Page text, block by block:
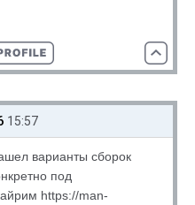
15:57
варианты сборок
под
https://man-